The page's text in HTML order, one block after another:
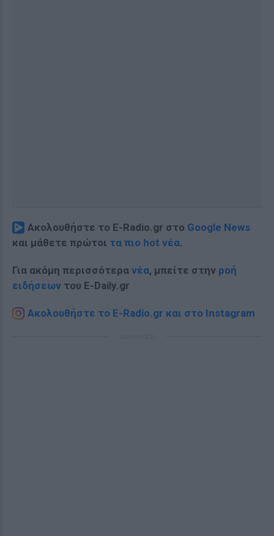
Ακολουθήστε το E-Radio.gr στο Google News
και μάθετε πρώτοι τα πιο hot νέα.
Για ακόμη περισσότερα νέα, μπείτε στην ροή
ειδήσεων του E-Daily.gr
Ακολουθήστε το E-Radio.gr και στο Instagram